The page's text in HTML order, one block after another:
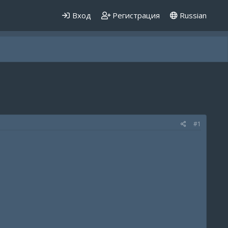
Вход Регистрация Russian
#1